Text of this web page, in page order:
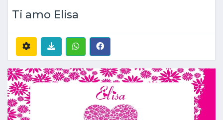
Ti amo Elisa